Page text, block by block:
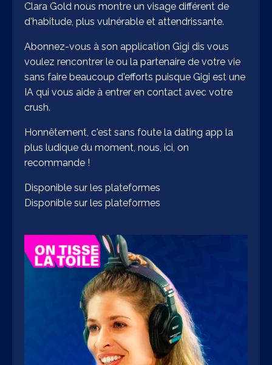
Clara Gold nous montre un visage différent de
d'habitude, plus vulnérable et attendrissante.
Abonnez-vous à son application Gigi dis vous
voulez rencontrer le ou la partenaire de votre vie
sans faire beaucoup d'efforts puisque Gigi est une
IA qui vous aide à entrer en contact avec votre
crush.
Honnêtement, c'est sans foute la dating app la
plus ludique du moment, nous, ici, on
recommande !
Disponible sur les plateformes
Disponible sur les plateformes